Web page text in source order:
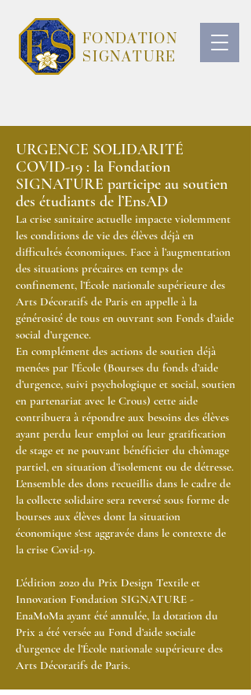
FONDATION
SIGNATURE
URGENCE SOLIDARITÉ
COVID-19 : la Fondation
SIGNATURE participe au soutien
des étudiants de l’EnsAD
La crise sanitaire actuelle impacte violemment
les conditions de vie des élèves déjà en
difficultés économiques. Face à l’augmentation
des situations précaires en temps de
confinement, l’École nationale supérieure des
Arts Décoratifs de Paris en appelle à la
générosité de tous en ouvrant son Fonds d’aide
social d’urgence.
En complément des actions de soutien déjà
menées par l’École (Bourses du fonds d’aide
d’urgence, suivi psychologique et social, soutien
en partenariat avec le Crous) cette aide
contribuera à répondre aux besoins des élèves
ayant perdu leur emploi ou leur gratification
de stage et ne pouvant bénéficier du chômage
partiel, en situation d’isolement ou de détresse.
L'ensemble des dons recueillis dans le cadre de
la collecte solidaire sera reversé sous forme de
bourses aux élèves dont la situation
économique s'est aggravée dans le contexte de
la crise Covid-19.
L’édition 2020 du Prix Design Textile et
Innovation Fondation SIGNATURE -
EnaMoMa ayant été annulée, la dotation du
Prix a été versée au Fond d’aide sociale
d’urgence de l’École nationale supérieure des
Arts Décoratifs de Paris.